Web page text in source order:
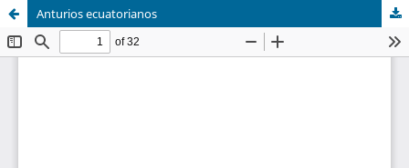
Anturios ecuatorianos